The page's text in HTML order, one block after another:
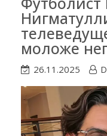
моложе
26.11.2025